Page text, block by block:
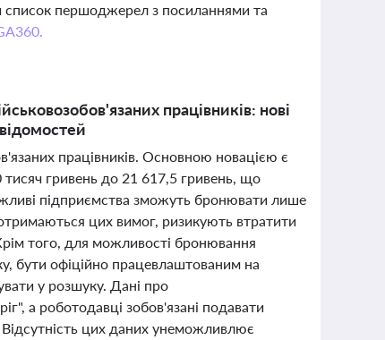
список першоджерел з посиланнями та
працівників: нові
працівників. Основною новацією є
тисяч гривень до 21 617,5 гривень, що
підприємства зможуть бронювати лише
цих вимог, ризикують втратити
того, для можливості бронювання
бути офіційно працевлаштованим на
у розшуку. Дані про
а роботодавці зобов'язані подавати
Відсутність цих даних унеможливлює